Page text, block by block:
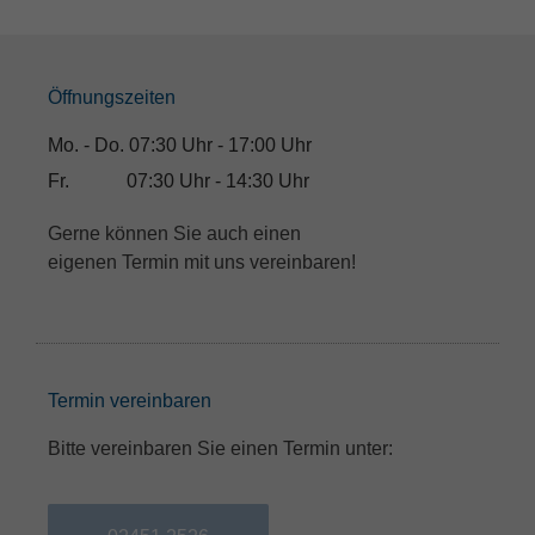
Öffnungszeiten
Mo. - Do. 07:30 Uhr - 17:00 Uhr
Fr. 07:30 Uhr - 14:30 Uhr
Gerne können Sie auch einen
eigenen Termin mit uns vereinbaren!
Termin vereinbaren
Bitte vereinbaren Sie einen Termin unter:
Hier finden Sie eine Übersicht über alle verwendeten
anzeigen lassen und so nur bestimmte Cookies auswählen.
Alle akzeptieren
Nur essenzielle Cookies akzeptieren
Essenzielle Cookies ermöglichen grundlegende Funktionen und
Funktion der Website erforderlich.
Cookie-Informationen anzeigen